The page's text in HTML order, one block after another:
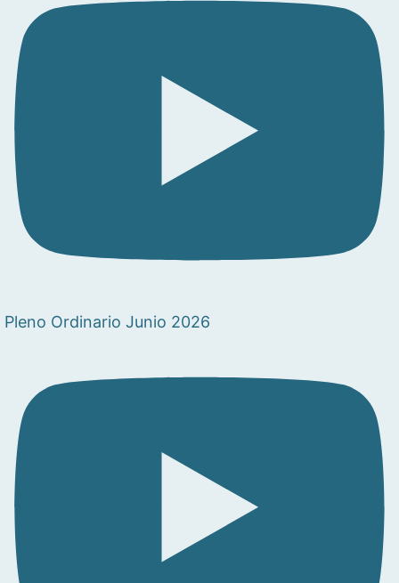
Pleno Ordinario Junio 2026